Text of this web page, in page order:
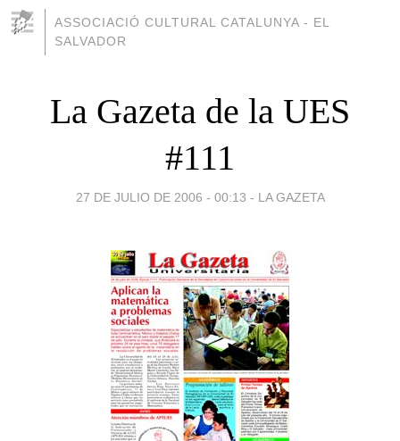
ASSOCIACIÓ CULTURAL CATALUNYA - EL
SALVADOR
La Gazeta de la UES
#111
27 DE JULIO DE 2006 - 00:13 - LA GAZETA